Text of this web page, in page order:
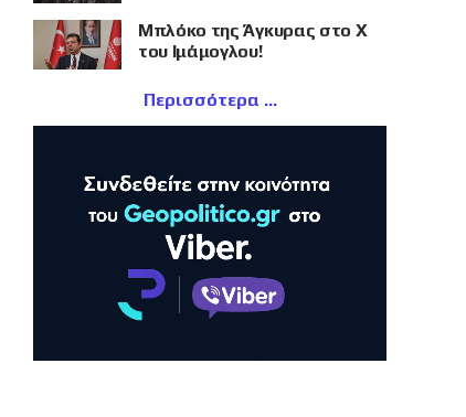
Μπλόκο της Άγκυρας στο X
του Ιμάμογλου!
Περισσότερα